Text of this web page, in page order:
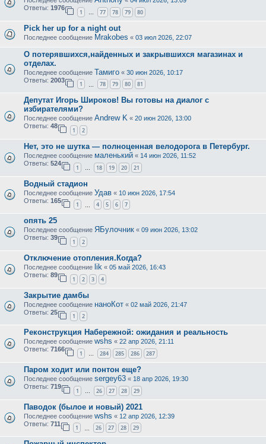
Ответы: 1976
1 … 77 78 79 80
Pick her up for a night out
Последнее сообщение Mrakobes « 03 июл 2026, 22:07
О потерявшихся,найденных и закрывшихся магазинах и
отделах.
Последнее сообщение Тамиго « 30 июн 2026, 10:17
Ответы: 2003
1 78 79 80 81
Депутат Игорь Широков! Вы готовы на диалог с
избирателями?
Последнее сообщение Andrew K « 20 июн 2026, 13:00
Ответы: 48
1 2
Нет, это не шутка — полноценная велодорога в Петербург.
Последнее сообщение маленький « 14 июн 2026, 11:52
Ответы: 524
1 … 18 19 20 21
Водный стадион
Последнее сообщение Удав « 10 июн 2026, 17:54
Ответы: 165
1 4 5 6 7
опять 25
Последнее сообщение ЯБулочник « 09 июн 2026, 13:02
Ответы: 39
1 2
Отключение отопления.Когда?
Последнее сообщение lik « 05 май 2026, 16:43
Ответы: 89
1 2 3 4
Закрытие дамбы
Последнее сообщение наноКот « 02 май 2026, 21:47
Ответы: 25
1 2
Реконструкция Набережной: ожидания и реальность
Последнее сообщение wshs « 22 апр 2026, 21:11
Ответы: 7166
1 … 284 285 286 287
Паром ходит или понтон еще?
Последнее сообщение sergey63 « 18 апр 2026, 19:30
Ответы: 719
1 … 26 27 28 29
Паводок (былое и новый) 2021
Последнее сообщение wshs « 12 апр 2026, 12:39
Ответы: 711
1 26 27 28 29